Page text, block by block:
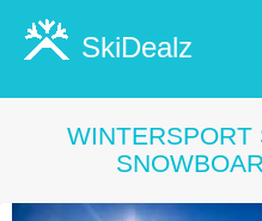
SkiDealz
WINTERSPORT